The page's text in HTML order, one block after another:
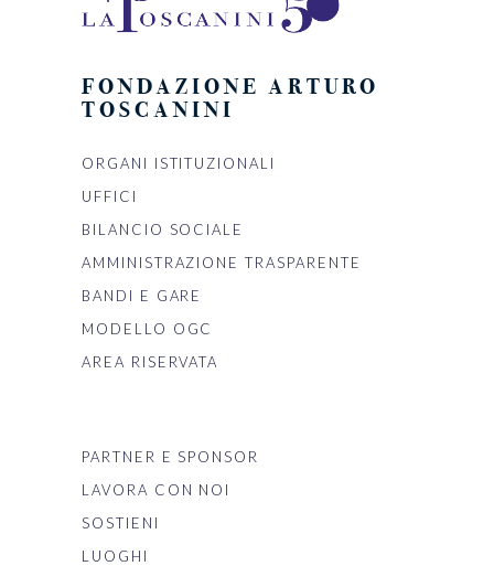
FONDAZIONE ARTURO
TOSCANINI
ORGANI ISTITUZIONALI
UFFICI
BILANCIO SOCIALE
AMMINISTRAZIONE TRASPARENTE
BANDI E GARE
MODELLO OGC
AREA RISERVATA
PARTNER E SPONSOR
LAVORA CON NOI
SOSTIENI
LUOGHI